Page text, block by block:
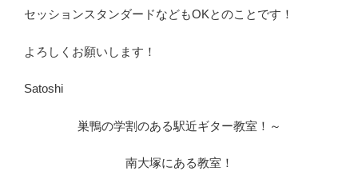
セッションスタンダードなどもOKとのことです！
よろしくお願いします！
Satoshi
巣鴨の学割のある駅近ギター教室！～
南大塚にある教室！